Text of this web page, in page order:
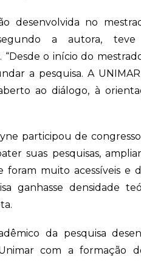
desenvolvida no
a autora,
o início do
a pesquisa. A
ao diálogo, à
participou de
suas pesquisas,
foram muito acessíveis e
ganhasse densidade
da pesquisa
com a formação